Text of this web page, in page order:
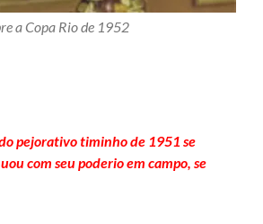
a Copa Rio de 1952
pejorativo timinho de 1951 se
com seu poderio em campo, se